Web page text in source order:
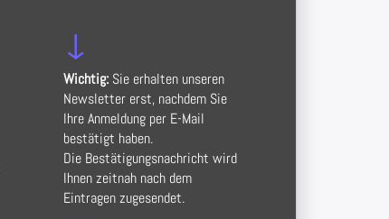
↓
Wichtig:Sie erhalten unseren
Newsletter erst, nachdem Sie
Ihre Anmeldung per E-Mail
bestätigt haben.
Die Bestätigungsnachricht wird
Ihnen zeitnah nach dem
Eintragen zugesendet.